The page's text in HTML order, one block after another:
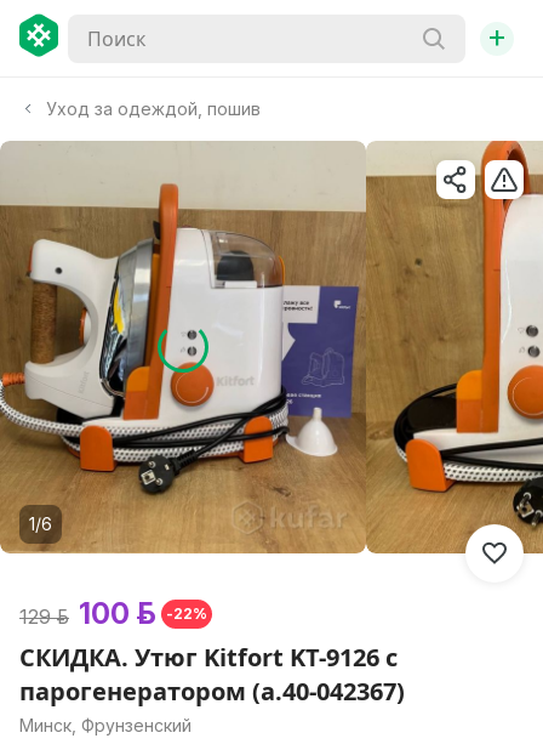
+
Уход за одеждой, пошив
1/6
129 р. 100 р. -22%
СКИДКА. Утюг Kitfort KT-9126 с
парогенератором (а.40-042367)
Минск, Фрунзенский